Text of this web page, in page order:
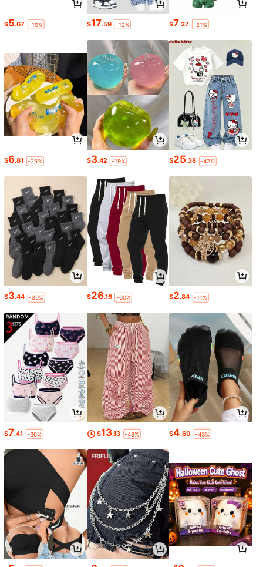
$5.67 -19% $17.59 -12% $7.37 -21%
$6.81 -25% $3.42 -19% $25.38 -42%
$3.44 -30% $26.16 -60% $2.84 -11%
$7.41 -36% $13.13 -48% $4.60 -43%